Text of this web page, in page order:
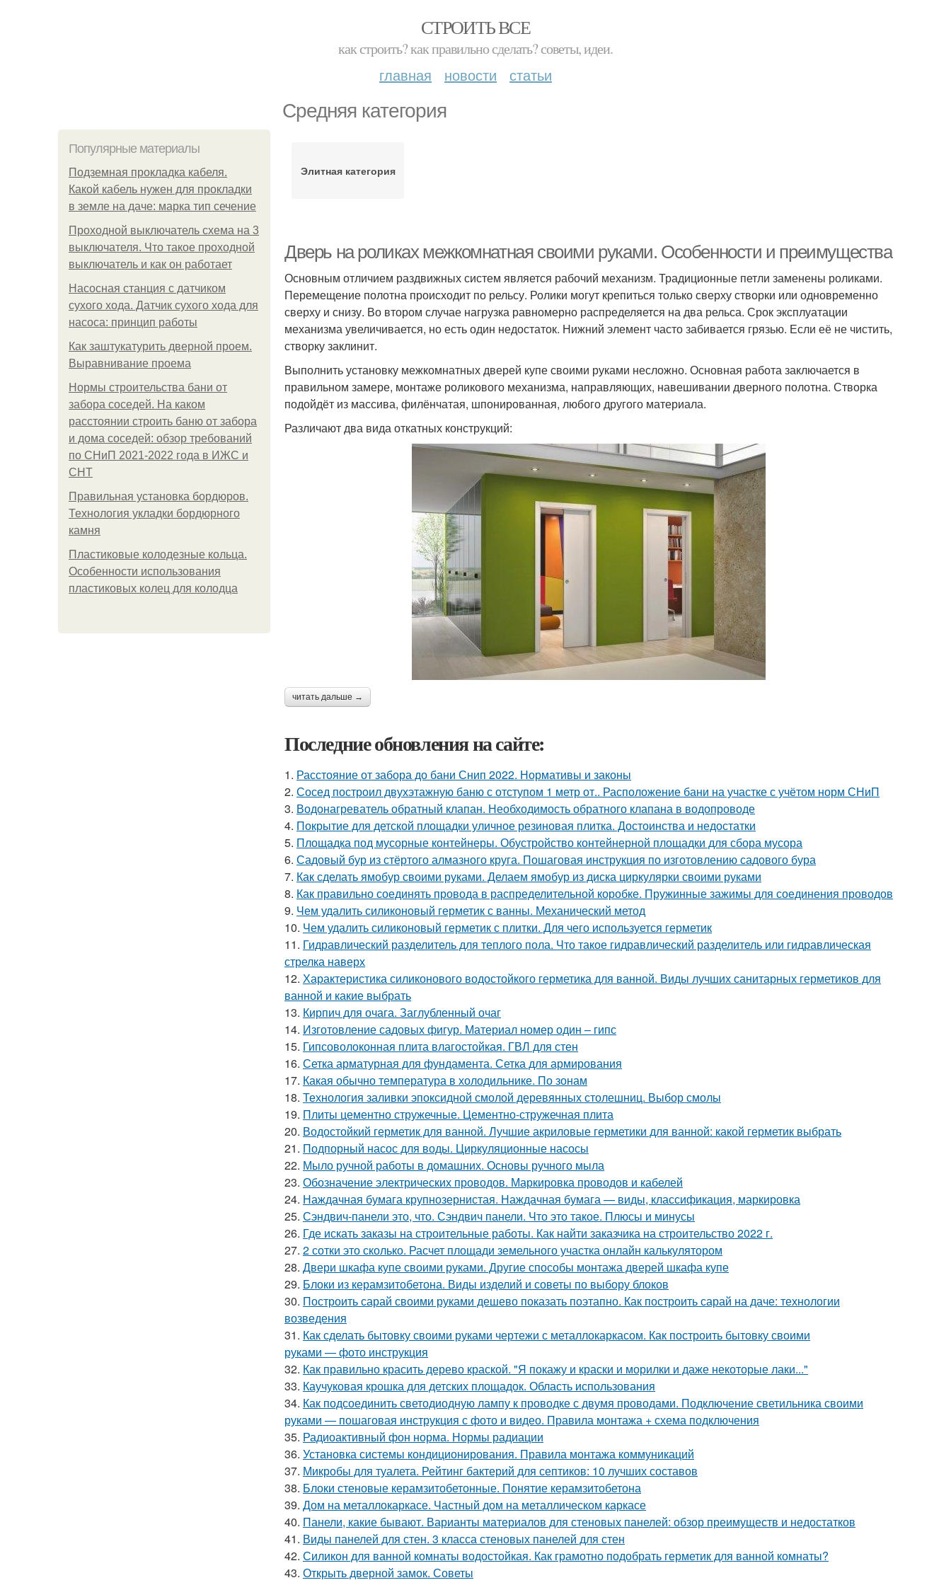
СТРОИТЬ ВСЕ
как строить? как правильно сделать? советы, идеи.
главная новости статьи
Средняя категория
Популярные материалы
Подземная прокладка кабеля.
Какой кабель нужен для прокладки
в земле на даче: марка тип сечение
Проходной выключатель схема на 3
выключателя. Что такое проходной
выключатель и как он работает
Насосная станция с датчиком
сухого хода. Датчик сухого хода для
насоса: принцип работы
Как заштукатурить дверной проем.
Выравнивание проема
Нормы строительства бани от
забора соседей. На каком
расстоянии строить баню от забора
и дома соседей: обзор требований
по СНиП 2021-2022 года в ИЖС и
СНТ
Правильная установка бордюров.
Технология укладки бордюрного
камня
Пластиковые колодезные кольца.
Особенности использования
пластиковых колец для колодца
Элитная категория
Дверь на роликах межкомнатная своими руками. Особенности и преимущества
Основным отличием раздвижных систем является рабочий механизм. Традиционные петли заменены роликами.
Перемещение полотна происходит по рельсу. Ролики могут крепиться только сверху створки или одновременно
сверху и снизу. Во втором случае нагрузка равномерно распределяется на два рельса. Срок эксплуатации
механизма увеличивается, но есть один недостаток. Нижний элемент часто забивается грязью. Если её не чистить,
створку заклинит.
Выполнить установку межкомнатных дверей купе своими руками несложно. Основная работа заключается в
правильном замере, монтаже роликового механизма, направляющих, навешивании дверного полотна. Створка
подойдёт из массива, филёнчатая, шпонированная, любого другого материала.
Различают два вида откатных конструкций:
читать дальше →
Последние обновления на сайте:
1. Расстояние от забора до бани Снип 2022. Нормативы и законы
2. Сосед построил двухэтажную баню с отступом 1 метр от.. Расположение бани на участке с учётом норм СНиП
3. Водонагреватель обратный клапан. Необходимость обратного клапана в водопроводе
4. Покрытие для детской площадки уличное резиновая плитка. Достоинства и недостатки
5. Площадка под мусорные контейнеры. Обустройство контейнерной площадки для сбора мусора
6. Садовый бур из стёртого алмазного круга. Пошаговая инструкция по изготовлению садового бура
7. Как сделать ямобур своими руками. Делаем ямобур из диска циркулярки своими руками
8. Как правильно соединять провода в распределительной коробке. Пружинные зажимы для соединения проводов
9. Чем удалить силиконовый герметик с ванны. Механический метод
10. Чем удалить силиконовый герметик с плитки. Для чего используется герметик
11. Гидравлический разделитель для теплого пола. Что такое гидравлический разделитель или гидравлическая
стрелка наверх
12. Характеристика силиконового водостойкого герметика для ванной. Виды лучших санитарных герметиков для
ванной и какие выбрать
13. Кирпич для очага. Заглубленный очаг
14. Изготовление садовых фигур. Материал номер один – гипс
15. Гипсоволоконная плита влагостойкая. ГВЛ для стен
16. Сетка арматурная для фундамента. Сетка для армирования
17. Какая обычно температура в холодильнике. По зонам
18. Технология заливки эпоксидной смолой деревянных столешниц. Выбор смолы
19. Плиты цементно стружечные. Цементно-стружечная плита
20. Водостойкий герметик для ванной. Лучшие акриловые герметики для ванной: какой герметик выбрать
21. Подпорный насос для воды. Циркуляционные насосы
22. Мыло ручной работы в домашних. Основы ручного мыла
23. Обозначение электрических проводов. Маркировка проводов и кабелей
24. Наждачная бумага крупнозернистая. Наждачная бумага — виды, классификация, маркировка
25. Сэндвич-панели это, что. Сэндвич панели. Что это такое. Плюсы и минусы
26. Где искать заказы на строительные работы. Как найти заказчика на строительство 2022 г.
27. 2 сотки это сколько. Расчет площади земельного участка онлайн калькулятором
28. Двери шкафа купе своими руками. Другие способы монтажа дверей шкафа купе
29. Блоки из керамзитобетона. Виды изделий и советы по выбору блоков
30. Построить сарай своими руками дешево показать поэтапно. Как построить сарай на даче: технологии
возведения
31. Как сделать бытовку своими руками чертежи с металлокаркасом. Как построить бытовку своими
руками — фото инструкция
32. Как правильно красить дерево краской. "Я покажу и краски и морилки и даже некоторые лаки..."
33. Каучуковая крошка для детских площадок. Область использования
34. Как подсоединить светодиодную лампу к проводке с двумя проводами. Подключение светильника своими
руками — пошаговая инструкция с фото и видео. Правила монтажа + схема подключения
35. Радиоактивный фон норма. Нормы радиации
36. Установка системы кондиционирования. Правила монтажа коммуникаций
37. Микробы для туалета. Рейтинг бактерий для септиков: 10 лучших составов
38. Блоки стеновые керамзитобетонные. Понятие керамзитобетона
39. Дом на металлокаркасе. Частный дом на металлическом каркасе
40. Панели, какие бывают. Варианты материалов для стеновых панелей: обзор преимуществ и недостатков
41. Виды панелей для стен. 3 класса стеновых панелей для стен
42. Силикон для ванной комнаты водостойкая. Как грамотно подобрать герметик для ванной комнаты?
43. Открыть дверной замок. Советы